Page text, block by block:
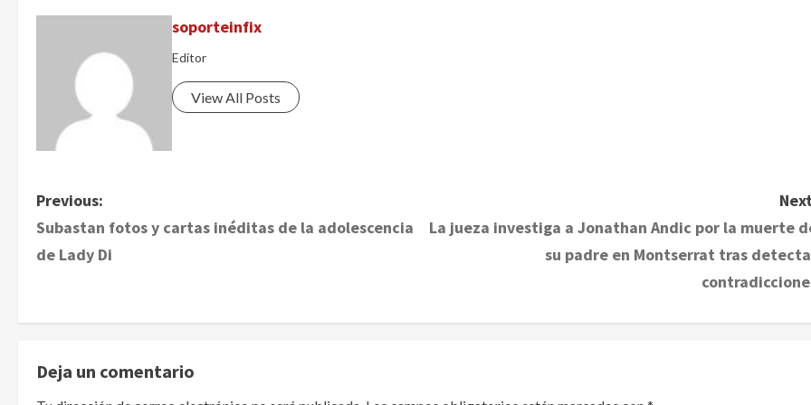
soporteinfix
Editor
View All Posts
P
o
t
n
a
Previous:
Subastan fotos y cartas inéditas de la adolescencia
de Lady Di
La jueza investiga a Jonathan Andic por la muerte
su padre en Montserrat tras
Deja un comentario